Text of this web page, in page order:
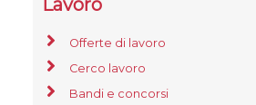
Offerte di lavoro
Cerco lavoro
Bandi e concorsi